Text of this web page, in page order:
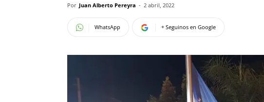
Por Juan Alberto Pereyra - 2 abril, 2022
WhatsApp + Seguinos en Google